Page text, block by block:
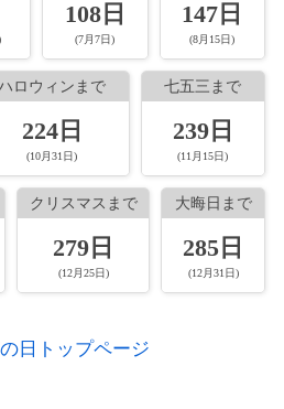
ルムオリンピックのマラソン競
ために途中棄権し、その後行
たとされていた金栗四三が同
55周年を記念した式典に招待
されたゴールテープを切る。
計画: 月面探査機「レインジ
打ち上げ。
ンフランシスコ湾にあるアル
の連邦刑務所が閉鎖される。
を創設。
年）
作家（+ 1914年）
マン、画家、教育者（+ 1966
ビット・バーコフ、数学者
業家（+ 1978年）
イツ・クラーク、経済学者（*
物学者（* 1881年）
球選手（* 1884年）
・ケイ・オグデン、ベーシック
* 1889年）
ンブルース、SF作家（* 1923
ホイットニー、弁護士、法学
108日
(7月7日)
147日
(8月15日)
ロウィンまで
224日
(10月31日)
七五三まで
239日
(11月15日)
クリスマスまで
279日
(12月25日)
大晦日まで
285日
(12月31日)
日トップページ